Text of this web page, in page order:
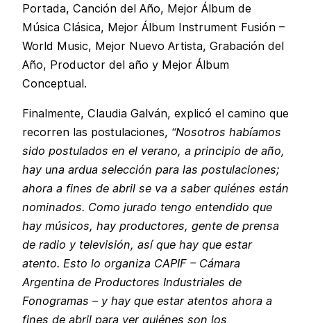
Portada, Canción del Año, Mejor Álbum de
Música Clásica, Mejor Álbum Instrument Fusión –
World Music, Mejor Nuevo Artista, Grabación del
Año, Productor del año y Mejor Álbum
Conceptual.
Finalmente, Claudia Galván, explicó el camino que
recorren las postulaciones, “Nosotros habíamos
sido postulados en el verano, a principio de año,
hay una ardua selección para las postulaciones;
ahora a fines de abril se va a saber quiénes están
nominados. Como jurado tengo entendido que
hay músicos, hay productores, gente de prensa
de radio y televisión, así que hay que estar
atento. Esto lo organiza CAPIF – Cámara
Argentina de Productores Industriales de
Fonogramas – y hay que estar atentos ahora a
fines de abril para ver quiénes son los